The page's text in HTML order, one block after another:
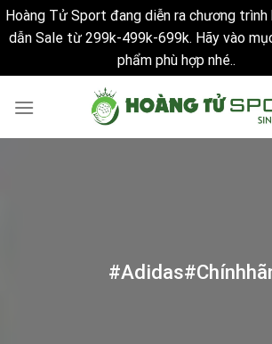
Hoàng Tử Sport đang diễn ra chương trình
dẫn Sale từ 299k-499k-699k. Hãy vào
phẩm phù hợp nhé..